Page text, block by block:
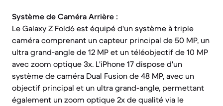
Système de Caméra Arrière :
Le Galaxy Z Fold6 est équipé d'un système à triple
caméra comprenant un capteur principal de 50 MP, un
ultra grand-angle de 12 MP et un téléobjectif de 10 MP
avec zoom optique 3x. L'iPhone 17 dispose d'un
système de caméra Dual Fusion de 48 MP, avec un
objectif principal et un ultra grand-angle, permettant
également un zoom optique 2x de qualité via le